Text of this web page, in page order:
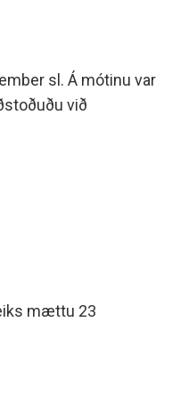
sl. Á mótinu var
við
mættu 23